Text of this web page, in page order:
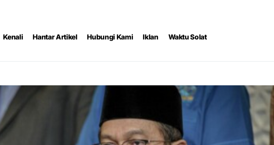
Kenali Hantar Artikel Hubungi Kami Iklan Waktu Solat